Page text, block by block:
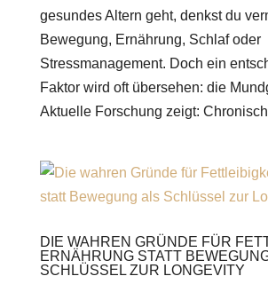
gesundes Altern geht, denkst du
Bewegung, Ernährung, Schlaf oder
Stressmanagement. Doch ein
Faktor wird oft übersehen: die
Aktuelle Forschung zeigt:
DIE WAHREN GRÜNDE FÜR
ERNÄHRUNG STATT
SCHLÜSSEL ZUR LONGEVITY